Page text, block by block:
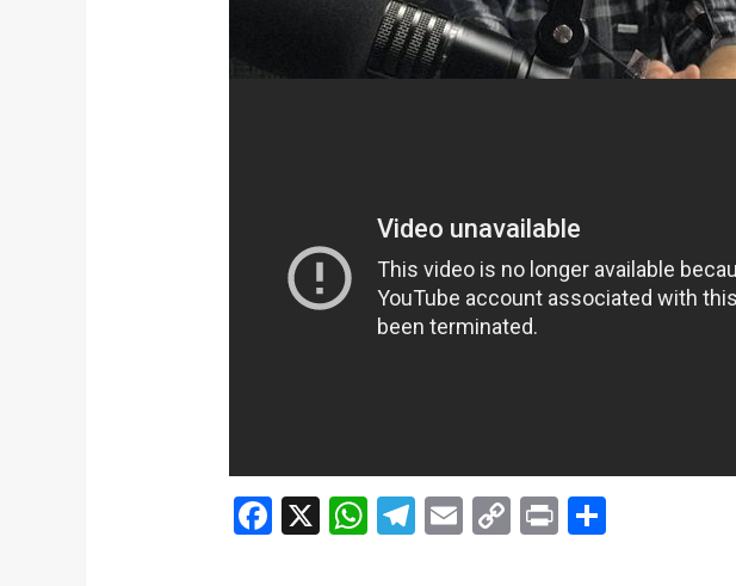
Facebook
X WhatsApp
Telegram
EmailCopyPrint